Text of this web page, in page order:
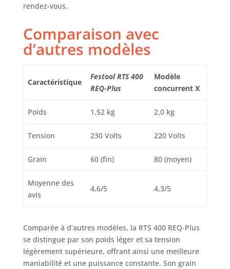
rendez-vous.
Comparaison avec
d’autres modèles
Caractéristique
Festool RTS 400
REQ-Plus
Modèle
concurrent X
Poids 1,52 kg 2,0 kg
Tension 230 Volts 220 Volts
Grain 60 (fin) 80 (moyen)
Moyenne des
avis
4,6/5 4,3/5
Comparée à d’autres modèles, la RTS 400 REQ-Plus
se distingue par son poids léger et sa tension
légèrement supérieure, offrant ainsi une meilleure
maniabilité et une puissance constante. Son grain